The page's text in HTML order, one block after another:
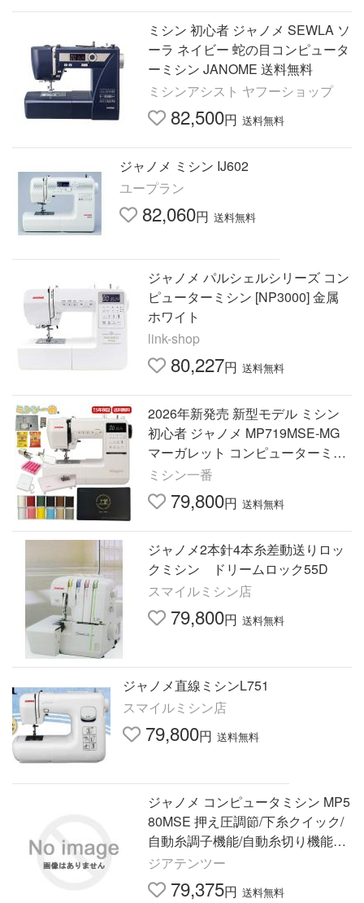
ミシン 初心者 ジャノメ SEWLA ソ
ーラ ネイビー 蛇の目コンピュータ
ーミシン JANOME 送料無料
ミシンアシスト ヤフーショップ
82,500円 送料無料
ジャノメ ミシン IJ602
ユープラン
82,060円 送料無料
ジャノメ パルシェルシリーズ コン
ピューターミシン [NP3000] 金属
ホワイト
link-shop
80,227円 送料無料
2026年新発売 新型モデル ミシン
初心者 ジャノメ MP719MSE-MG
マーガレット コンピューターミシ
ン
ミシン一番
79,800円 送料無料
ジャノメ2本針4本糸差動送りロッ
クミシン ドリームロック55D
スマイルミシン店
79,800円 送料無料
ジャノメ直線ミシンL751
スマイルミシン店
79,800円 送料無料
ジャノメ コンピュータミシン MP5
80MSE 押え圧調節/下糸クイック/
自動糸調子機能/自動糸切り機能搭
載
ジアテンツー
79,375円 送料無料